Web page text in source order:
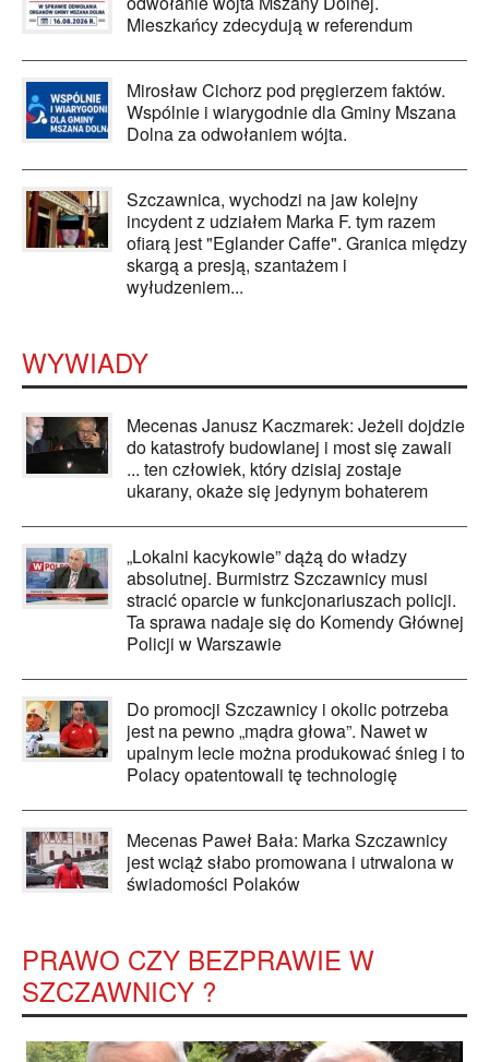
Mieszkańcy zdecydują w referendum
Mirosław Cichorz pod pręgierzem faktów.
Wspólnie i wiarygodnie dla Gminy Mszana
Dolna za odwołaniem wójta.
Szczawnica, wychodzi na jaw kolejny
incydent z udziałem Marka F. tym razem
ofiarą jest "Eglander Caffe". Granica między
skargą a presją, szantażem i
wyłudzeniem...
WYWIADY
Mecenas Janusz Kaczmarek: Jeżeli dojdzie
do katastrofy budowlanej i most się zawali
... ten człowiek, który dzisiaj zostaje
ukarany, okaże się jedynym bohaterem
„Lokalni kacykowie” dążą do władzy
absolutnej. Burmistrz Szczawnicy musi
stracić oparcie w funkcjonariuszach policji.
Ta sprawa nadaje się do Komendy Głównej
Policji w Warszawie
Do promocji Szczawnicy i okolic potrzeba
jest na pewno „mądra głowa”. Nawet w
upalnym lecie można produkować śnieg i to
Polacy opatentowali tę technologię
Mecenas Paweł Bała: Marka Szczawnicy
jest wciąż słabo promowana i utrwalona w
świadomości Polaków
PRAWO CZY BEZPRAWIE W
SZCZAWNICY ?